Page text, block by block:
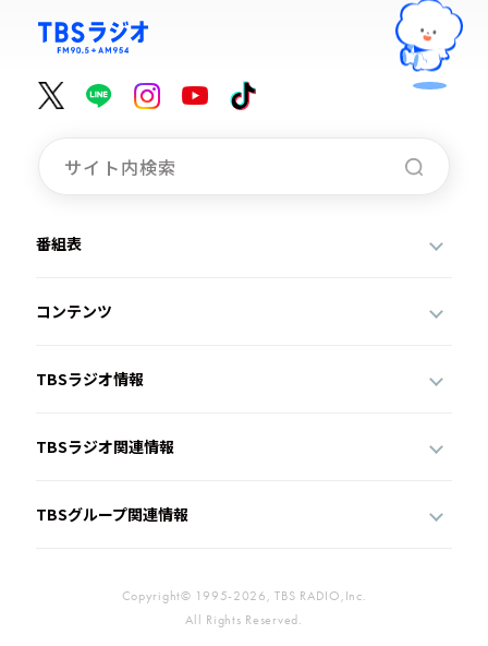
番組表
コンテンツ
TBSラジオ情報
TBSラジオ関連情報
TBSグループ関連情報
Copyright© 1995-2026, TBS RADIO,Inc.
All Rights Reserved.